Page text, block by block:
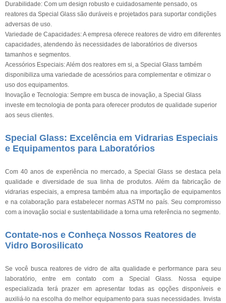
Durabilidade: Com um design robusto e cuidadosamente pensado, os
reatores da Special Glass são duráveis e projetados para suportar condições
adversas de uso.
Variedade de Capacidades: A empresa oferece reatores de vidro em diferentes
capacidades, atendendo às necessidades de laboratórios de diversos
tamanhos e segmentos.
Acessórios Especiais: Além dos reatores em si, a Special Glass também
disponibiliza uma variedade de acessórios para complementar e otimizar o
uso dos equipamentos.
Inovação e Tecnologia: Sempre em busca de inovação, a Special Glass
investe em tecnologia de ponta para oferecer produtos de qualidade superior
aos seus clientes.
Special Glass: Excelência em Vidrarias Especiais
e Equipamentos para Laboratórios
Com 40 anos de experiência no mercado, a Special Glass se destaca pela
qualidade e diversidade de sua linha de produtos. Além da fabricação de
vidrarias especiais, a empresa também atua na importação de equipamentos
e na colaboração para estabelecer normas ASTM no país. Seu compromisso
com a inovação social e sustentabilidade a torna uma referência no segmento.
Contate-nos e Conheça Nossos Reatores de
Vidro Borosilicato
Se você busca reatores de vidro de alta qualidade e performance para seu
laboratório, entre em contato com a Special Glass. Nossa equipe
especializada terá prazer em apresentar todas as opções disponíveis e
auxiliá-lo na escolha do melhor equipamento para suas necessidades. Invista